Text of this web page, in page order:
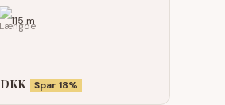
115 m
DKK Spar 18%